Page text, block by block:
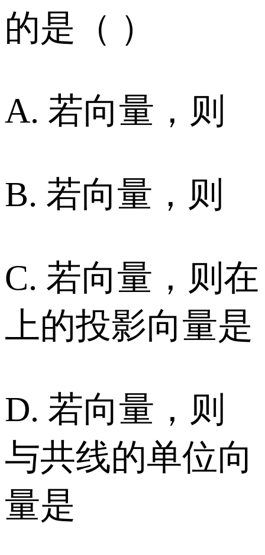
的是（ ）
A. 若向量，则
B. 若向量，则
C. 若向量，则在
上的投影向量是
D. 若向量，则
与共线的单位向
量是